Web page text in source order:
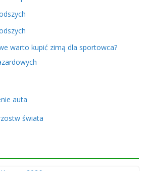
warto kupić zimą dla sportowca?
auta
świata